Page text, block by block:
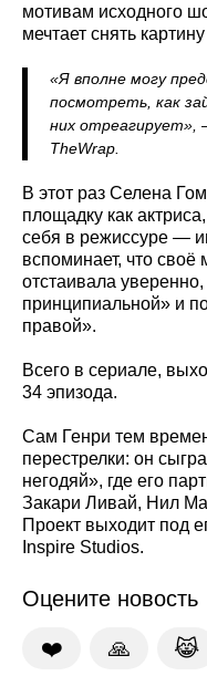
мотивам исходного
мечтает снять
«Я вполне могу
посмотреть, как
них отреагирует»,
TheWrap.
В этот раз Селена
площадку как
себя в режиссуре —
вспоминает, что своё
отстаивала
принципиальной» и
правой».
Всего в сериале,
34 эпизода.
Сам Генри тем
перестрелки: он
негодяй», где его
Закари Ливай, Нил
Проект выходит под
Inspire Studios.
Оцените новость
❤️ 🙏 😹